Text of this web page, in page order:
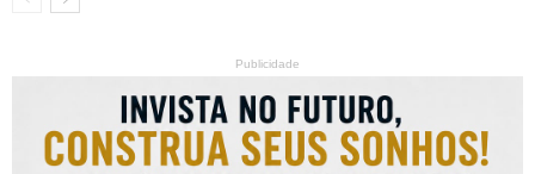
Publicidade